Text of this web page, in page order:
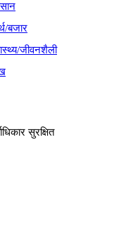
बजार
जीवनशैली
सुरक्षित